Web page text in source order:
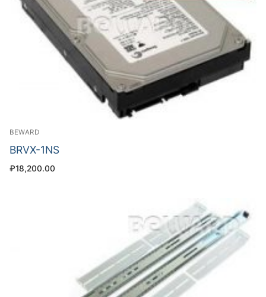
BEWARD
BRVX-1NS
₽18,200.00